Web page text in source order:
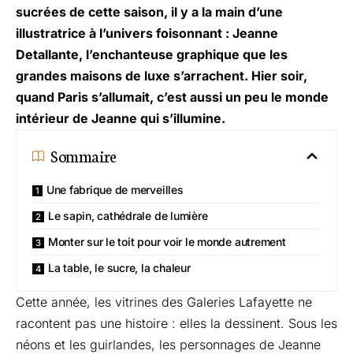
sucrées de cette saison, il y a la main d’une
illustratrice à l’univers foisonnant : Jeanne
Detallante, l’enchanteuse graphique que les
grandes maisons de luxe s’arrachent. Hier soir,
quand Paris s’allumait, c’est aussi un peu le monde
intérieur de Jeanne qui s’illumine.
Sommaire
Une fabrique de merveilles
Le sapin, cathédrale de lumière
Monter sur le toit pour voir le monde autrement
La table, le sucre, la chaleur
Cette année, les vitrines des Galeries Lafayette ne
racontent pas une histoire : elles la dessinent. Sous les
néons et les guirlandes, les personnages de Jeanne